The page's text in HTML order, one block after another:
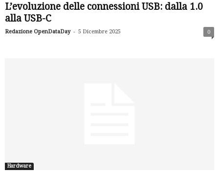
L’evoluzione delle connessioni USB: dalla 1.0
alla USB-C
Redazione OpenDataDay - 5 Dicembre 2025 0
Hardware